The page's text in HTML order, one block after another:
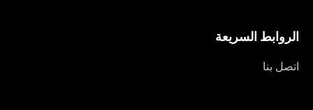
الروابط السريعة
اتصل بنا